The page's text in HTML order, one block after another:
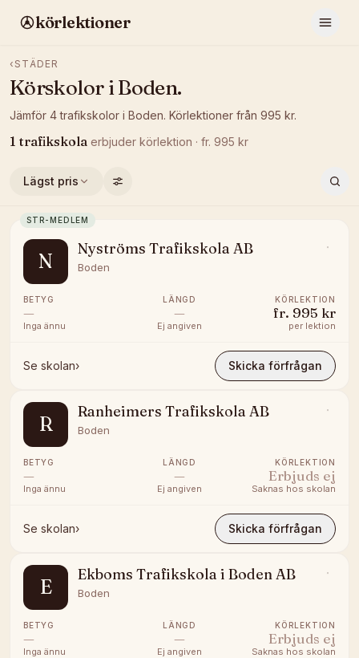
körlektioner
‹ STÄDER
Körskolor iBoden.
Jämför 4 trafikskolor i Boden. Körlektioner från 995 kr.
1 trafikskola erbjuder körlektion · fr. 995 kr
Lägst pris
STR-MEDLEM
N
Nyströms Trafikskola AB
Boden
BETYG
—
Inga ännu
LÄNGD
—
Ej angiven
KÖRLEKTION
fr. 995 kr
per lektion
Se skolan› Skicka förfrågan
R
Ranheimers Trafikskola AB
Boden
BETYG
—
Inga ännu
LÄNGD
—
Ej angiven
KÖRLEKTION
Erbjuds ej
Saknas hos skolan
Se skolan› Skicka förfrågan
E
Ekboms Trafikskola i Boden AB
Boden
BETYG
—
Inga ännu
LÄNGD
—
Ej angiven
KÖRLEKTION
Erbjuds ej
Saknas hos skolan